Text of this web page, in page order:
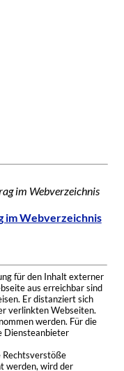
im Webverzeichnis
im Webverzeichnis
für den Inhalt externer
aus erreichbar sind
Er distanziert sich
verlinkten Webseiten.
werden. Für die
Diensteanbieter
Rechtsverstöße
werden, wird der